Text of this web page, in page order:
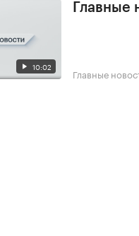
10:02 Главные